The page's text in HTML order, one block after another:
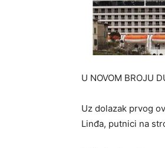
U NOVOM BROJU
Uz dolazak prvog
Linđa, putnici na